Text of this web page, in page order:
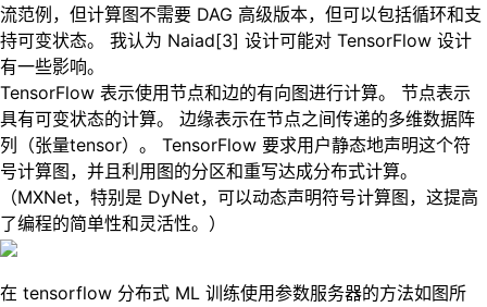
流范例，但计算图不需要 DAG 高级版本，但可以包括循环和支
持可变状态。 我认为 Naiad[3] 设计可能对 TensorFlow 设计
有一些影响。
TensorFlow 表示使用节点和边的有向图进行计算。 节点表示
具有可变状态的计算。 边缘表示在节点之间传递的多维数据阵
列（张量tensor）。 TensorFlow 要求用户静态地声明这个符
号计算图，并且利用图的分区和重写达成分布式计算。
（MXNet，特别是 DyNet，可以动态声明符号计算图，这提高
了编程的简单性和灵活性。）
在 tensorflow 分布式 ML 训练使用参数服务器的方法如图所